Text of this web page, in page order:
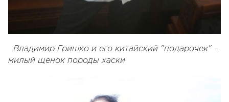
Владимир Гришко и его китайский "подарочек" –
милый щенок породы хаски